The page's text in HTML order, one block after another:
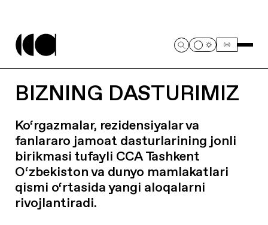
BIZNING DASTURIMIZ
Ko‘rgazmalar, rezidensiyalar va
fanlararo jamoat dasturlarining jonli
birikmasi tufayli CCA Tashkent
O‘zbekiston va dunyo mamlakatlari
qismi o‘rtasida yangi aloqalarni
rivojlantiradi.